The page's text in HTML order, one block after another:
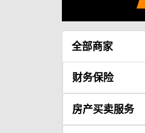
全部商家
财务保险
房产买卖服务